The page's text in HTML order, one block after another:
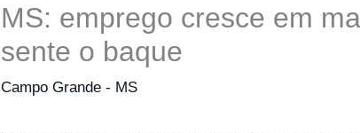
MS: emprego cresce em
sente o baque
Campo Grande - MS